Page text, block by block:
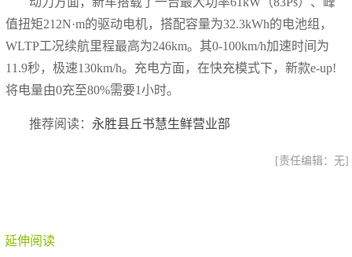
值扭矩212N·m的驱动电机，搭配容量为32.3kWh的电池组，
WLTP工况续航里程最高为246km。其0-100km/h加速时间为
11.9秒，极速130km/h。充电方面，在快充模式下，新款e-up!
将电量由0充至80%需要1小时。
推荐阅读： 永胜县丘书慧生鲜营业部
[责任编辑：无]
延伸阅读